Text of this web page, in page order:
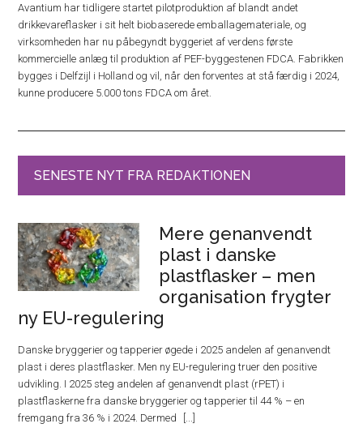
Avantium har tidligere startet pilotproduktion af blandt andet
drikkevareflasker i sit helt biobaserede emballagemateriale, og
virksomheden har nu påbegyndt byggeriet af verdens første
kommercielle anlæg til produktion af PEF-byggestenen FDCA. Fabrikken
bygges i Delfzijl i Holland og vil, når den forventes at stå færdig i 2024,
kunne producere 5.000 tons FDCA om året.
SENESTE NYT FRA REDAKTIONEN
Mere genanvendt
plast i danske
plastflasker – men
organisation frygter
ny EU-regulering
Danske bryggerier og tapperier øgede i 2025 andelen af genanvendt
plast i deres plastflasker. Men ny EU-regulering truer den positive
udvikling. I 2025 steg andelen af genanvendt plast (rPET) i
plastflaskerne fra danske bryggerier og tapperier til 44 % – en
fremgang fra 36 % i 2024. Dermed